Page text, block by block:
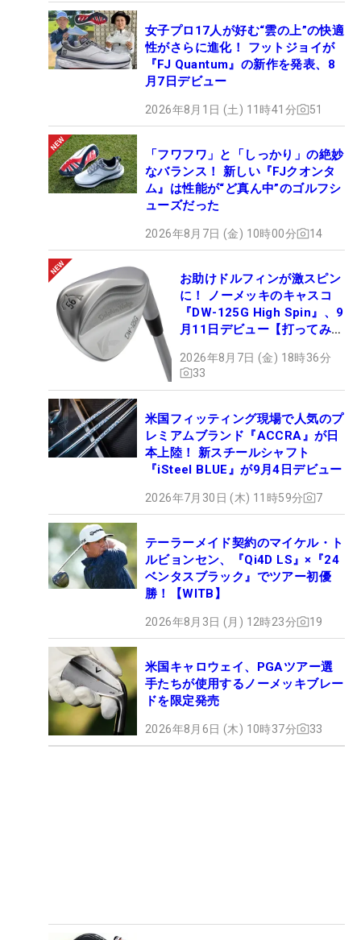
女子プロ17人が好む“雲の上”の快適
性がさらに進化！ フットジョイが
『FJ Quantum』の新作を発表、8
月7日デビュー
2026年8月1日 (土) 11時41分 51
「フワフワ」と「しっかり」の絶妙
なバランス！ 新しい『FJクオンタ
ム』は性能が“ど真ん中”のゴルフシ
ューズだった
2026年8月7日 (金) 10時00分 14
お助けドルフィンが激スピン
に！ ノーメッキのキャスコ
『DW-125G High Spin』、9
月11日デビュー【打ってみ
2026年8月7日 (金) 18時36分
33
米国フィッティング現場で人気のプ
レミアムブランド『ACCRA』が日
本上陸！ 新スチールシャフト
『iSteel BLUE』が9月4日デビュー
2026年7月30日 (木) 11時59分 7
テーラーメイド契約のマイケル・ト
ルビョンセン、『Qi4D LS』×『24
ベンタスブラック』でツアー初優
勝！【WITB】
2026年8月3日 (月) 12時23分 19
米国キャロウェイ、PGAツアー選
手たちが使用するノーメッキブレー
ドを限定発売
2026年8月6日 (木) 10時37分 33